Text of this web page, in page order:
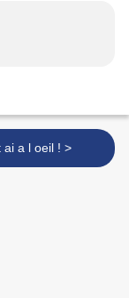
Je t ai a l oeil ! >